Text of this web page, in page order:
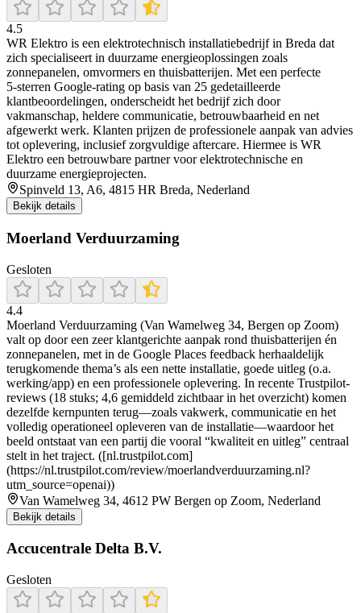
4.5
WR Elektro is een elektrotechnisch installatiebedrijf in Breda dat
zich specialiseert in duurzame energieoplossingen zoals
zonnepanelen, omvormers en thuisbatterijen. Met een perfecte
5‑sterren Google‑rating op basis van 25 gedetailleerde
klantbeoordelingen, onderscheidt het bedrijf zich door
vakmanschap, heldere communicatie, betrouwbaarheid en net
afgewerkt werk. Klanten prijzen de professionele aanpak van advies
tot oplevering, inclusief zorgvuldige aftercare. Hiermee is WR
Elektro een betrouwbare partner voor elektrotechnische en
duurzame energieprojecten.
Spinveld 13, A6, 4815 HR Breda, Nederland
Bekijk details
Moerland Verduurzaming
Gesloten
4.4
Moerland Verduurzaming (Van Wamelweg 34, Bergen op Zoom)
valt op door een zeer klantgerichte aanpak rond thuisbatterijen én
zonnepanelen, met in de Google Places feedback herhaaldelijk
terugkomende thema’s als een nette installatie, goede uitleg (o.a.
werking/app) en een professionele oplevering. In recente Trustpilot-
reviews (18 stuks; 4,6 gemiddeld zichtbaar in het overzicht) komen
dezelfde kernpunten terug—zoals vakwerk, communicatie en het
volledig operationeel opleveren van de installatie—waardoor het
beeld ontstaat van een partij die vooral “kwaliteit en uitleg” centraal
stelt in het traject. ([nl.trustpilot.com]
(https://nl.trustpilot.com/review/moerlandverduurzaming.nl?
utm_source=openai))
Van Wamelweg 34, 4612 PW Bergen op Zoom, Nederland
Bekijk details
Accucentrale Delta B.V.
Gesloten